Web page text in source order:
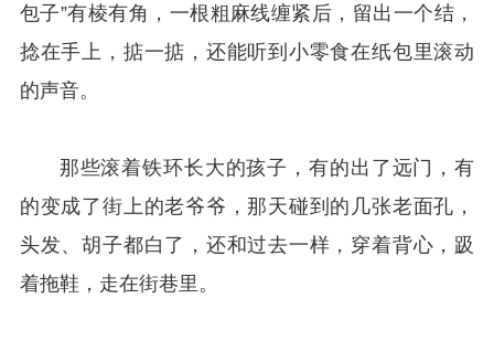
包子”有棱有角，一根粗麻线缠紧后，留出一个结，
捻在手上，掂一掂，还能听到小零食在纸包里滚动
的声音。
那些滚着铁环长大的孩子，有的出了远门，有
的变成了街上的老爷爷，那天碰到的几张老面孔，
头发、胡子都白了，还和过去一样，穿着背心，趿
着拖鞋，走在街巷里。